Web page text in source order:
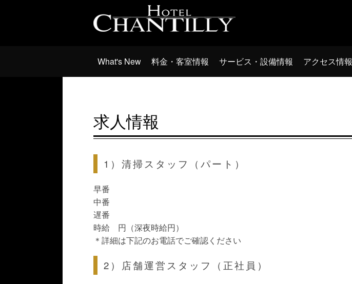
What's New 料金・客室情報 サービス・設備情報 アクセス情報
求人情報
1）清掃スタッフ（パート）
早番
中番
遅番
時給 円（深夜時給円）
＊詳細は下記のお電話でご確認ください
2）店舗運営スタッフ（正社員）